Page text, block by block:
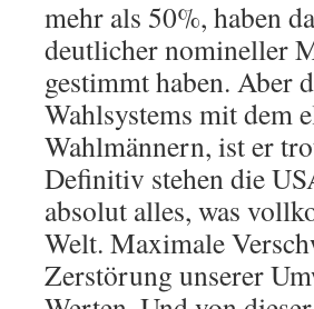
mehr als 50%, haben
deutlicher nomineller
gestimmt haben. Aber
Wahlsystems mit dem
Wahlmännern, ist er
Definitiv stehen die
absolut alles, was
Welt. Maximale
Zerstörung unserer